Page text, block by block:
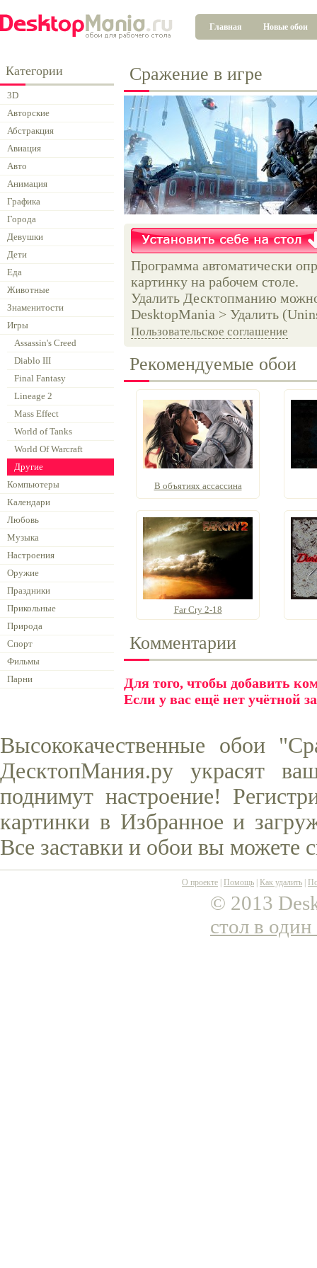
Главная Новые обои
Категории
3D
Авторские
Абстракция
Авиация
Авто
Анимация
Графика
Города
Девушки
Дети
Еда
Животные
Знаменитости
Игры
Assassin's Creed
Diablo III
Final Fantasy
Lineage 2
Mass Effect
World of Tanks
World Of Warcraft
Другие
Компьютеры
Календари
Любовь
Музыка
Настроения
Оружие
Праздники
Прикольные
Природа
Спорт
Фильмы
Парни
Сражение в игре
Программа автоматически
картинку на рабочем столе.
Удалить Десктопманию
DesktopMania > Удалить
Пользовательское соглашение
Рекомендуемые обои
В объятиях ассассина
Far Cry 2-18
Комментарии
Для того, чтобы добавить
Если у вас ещё нет учётной
Высококачественные обои
ДесктопМания.ру украсят
поднимут настроение!
картинки в Избранное и
Все заставки и обои вы можете
О проекте Помощь Как удалить
© 2013
стол в